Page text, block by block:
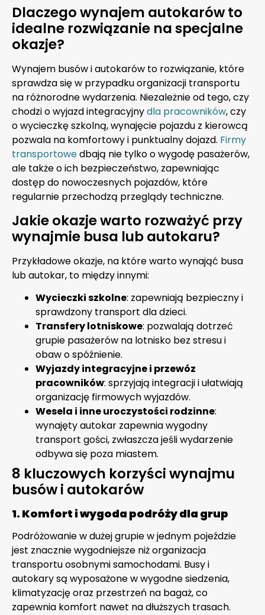
Dlaczego wynajem autokarów to
idealne rozwiązanie na specjalne
okazje?
Wynajem busów i autokarów to rozwiązanie, które
sprawdza się w przypadku organizacji transportu
na różnorodne wydarzenia. Niezależnie od tego, czy
chodzi o wyjazd integracyjnydla pracowników, czy
o wycieczkę szkolną, wynajęcie pojazdu z kierowcą
pozwala na komfortowy i punktualny dojazd. Firmy
transportowedbają nie tylko o wygodę pasażerów,
ale także o ich bezpieczeństwo, zapewniając
dostęp do nowoczesnych pojazdów, które
regularnie przechodzą przeglądy techniczne.
Jakie okazje warto rozważyć przy
wynajmie busa lub autokaru?
Przykładowe okazje, na które warto wynająć busa
lub autokar, to między innymi:
Wycieczki szkolne: zapewniają bezpieczny i
sprawdzony transport dla dzieci.
Transfery lotniskowe: pozwalają dotrzeć
grupie pasażerów na lotnisko bez stresu i
obaw o spóźnienie.
Wyjazdy integracyjne i przewóz
pracowników: sprzyjają integracji i ułatwiają
organizację firmowych wyjazdów.
Wesela i inne uroczystości rodzinne:
wynajęty autokar zapewnia wygodny
transport gości, zwłaszcza jeśli wydarzenie
odbywa się poza miastem.
8 kluczowych korzyści wynajmu
busów i autokarów
1. Komfort i wygoda podróży dla grup
Podróżowanie w dużej grupie w jednym pojeździe
jest znacznie wygodniejsze niż organizacja
transportu osobnymi samochodami. Busy i
autokary są wyposażone w wygodne siedzenia,
klimatyzację oraz przestrzeń na bagaż, co
zapewnia komfort nawet na dłuższych trasach.